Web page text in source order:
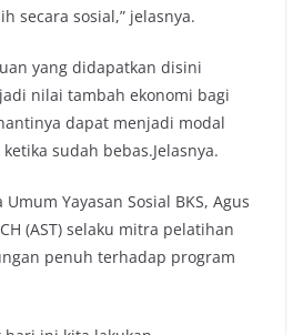
secara sosial,” jelasnya.
yang didapatkan disini
nilai tambah ekonomi bagi
dapat menjadi modal
sudah bebas.Jelasnya.
Yayasan Sosial BKS, Agus
(AST) selaku mitra pelatihan
penuh terhadap program